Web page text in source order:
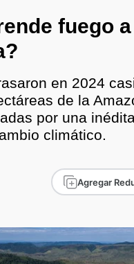
fuego
en 2024
de la
por una
climático.
Agregar